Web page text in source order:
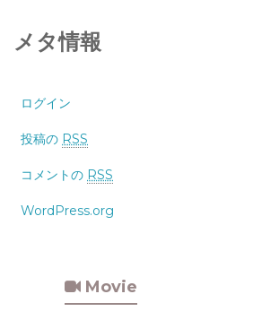
メタ情報
ログイン
投稿の RSS
コメントの RSS
WordPress.org
Movie